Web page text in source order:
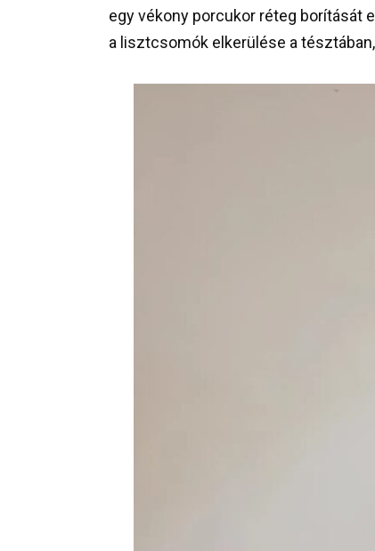
egy vékony porcukor réteg borítását
a lisztcsomók elkerülése a